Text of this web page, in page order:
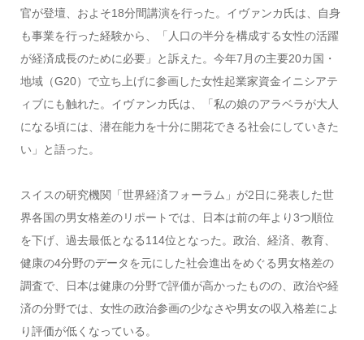
官が登壇、およそ18分間講演を行った。イヴァンカ氏は、自身
も事業を行った経験から、「人口の半分を構成する女性の活躍
が経済成長のために必要」と訴えた。今年7月の主要20カ国・
地域（G20）で立ち上げに参画した女性起業家資金イニシアテ
ィブにも触れた。イヴァンカ氏は、「私の娘のアラベラが大人
になる頃には、潜在能力を十分に開花できる社会にしていきた
い」と語った。
スイスの研究機関「世界経済フォーラム」が2日に発表した世
界各国の男女格差のリポートでは、日本は前の年より3つ順位
を下げ、過去最低となる114位となった。政治、経済、教育、
健康の4分野のデータを元にした社会進出をめぐる男女格差の
調査で、日本は健康の分野で評価が高かったものの、政治や経
済の分野では、女性の政治参画の少なさや男女の収入格差によ
り評価が低くなっている。